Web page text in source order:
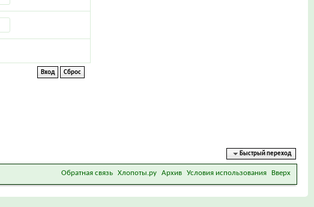
Быстрый переход
Обратная связь Хлопоты.ру Архив Условия использования Вверх